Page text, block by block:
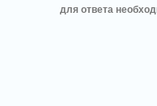
для ответа